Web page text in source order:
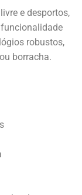
e desportos,
robustos,
borracha.